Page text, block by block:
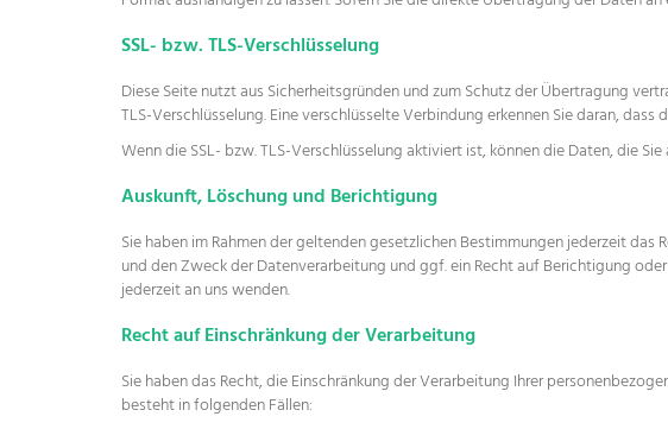
SSL- bzw. TLS-Verschlüsselung
Diese Seite nutzt aus Sicherheitsgründen und zum Schutz der Übertragung
TLS-Verschlüsselung. Eine verschlüsselte Verbindung erkennen Sie daran,
Wenn die SSL- bzw. TLS-Verschlüsselung aktiviert ist, können die Daten, die
Auskunft, Löschung und Berichtigung
Sie haben im Rahmen der geltenden gesetzlichen Bestimmungen jederzeit
und den Zweck der Datenverarbeitung und ggf. ein Recht auf Berichtigung
jederzeit an uns wenden.
Recht auf Einschränkung der Verarbeitung
Sie haben das Recht, die Einschränkung der Verarbeitung Ihrer
besteht in folgenden Fällen: